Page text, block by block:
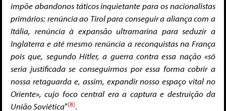
impõe abandonos táticos inquietante para os nacionalistas
primários: renúncia ao Tirol para conseguir a aliança com a
Itália, renúncia à expansão ultramarina para seduzir a
Inglaterra e até mesmo renúncia a reconquistas na França
pois que, segundo Hitler, a guerra contra essa nação «só
seria justificada se conseguirmos por essa forma cobrir a
nossa retaguarda e, assim, expandir nosso espaço vital no
Oriente», cujo foco central era a captura e destruição da
União Soviética”(8).